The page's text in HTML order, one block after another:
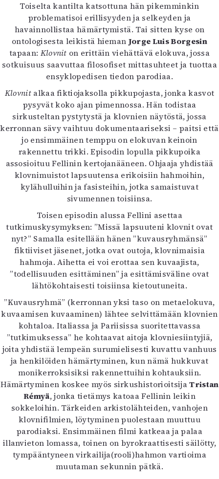
Toiselta kantilta katsottuna hän pikemminkin
problematisoi erillisyyden ja selkeyden ja
havainnollistaa hämärtymistä. Tai sitten kyse on
ontologisesta leikistä hieman Jorge Luis Borgesin
tapaan: Klovnit on erittäin viehättävä elokuva, jossa
sotkuisuus saavuttaa filosofiset mittasuhteet ja tuottaa
ensyklopedisen tiedon parodiaa.
Klovnitalkaa fiktiojaksolla pikkupojasta, jonka kasvot
pysyvät koko ajan pimennossa. Hän todistaa
sirkusteltan pystytystä ja klovnien näytöstä, jossa
kerronnan sävy vaihtuu dokumentaariseksi – paitsi että
jo ensimmäinen temppu on elokuvan keinoin
rakennettu trikki. Episodin lopulla pikkupoika
assosioituu Fellinin kertojanääneen. Ohjaaja yhdistää
klovnimuistot lapsuutensa erikoisiin hahmoihin,
kylähulluihin ja fasisteihin, jotka samaistuvat
sivumennen toisiinsa.
Toisen episodin alussa Fellini asettaa
tutkimuskysymyksen: ”Missä lapsuuteni klovnit ovat
nyt?” Samalla esitellään hänen ”kuvausryhmänsä”
fiktiiviset jäsenet, jotka ovat outoja, klovnimaisia
hahmoja. Aihetta ei voi erottaa sen kuvaajista,
”todellisuuden esittäminen” ja esittämisväline ovat
lähtökohtaisesti toisiinsa kietoutuneita.
”Kuvausryhmä” (kerronnan yksi taso on metaelokuva,
kuvaamisen kuvaaminen) lähtee selvittämään klovnien
kohtaloa. Italiassa ja Pariisissa suoritettavassa
”tutkimuksessa” he kohtaavat aitoja klovniesiintyjiä,
joita yhdistää lempeän surumielisesti kuvattu vanhuus
ja henkilöiden hämärtyminen, kun nämä hukkuvat
monikerroksisiksi rakennettuihin kohtauksiin.
Hämärtyminen koskee myös sirkushistorioitsijaTristan
Rémyä, jonka tietämys katoaa Fellinin leikin
sokkeloihin. Tärkeiden arkistolähteiden, vanhojen
klovnifilmien, löytyminen puolestaan muuttuu
parodiaksi. Ensimmäinen filmi katkeaa ja palaa
illanvieton lomassa, toinen on byrokraattisesti säilötty,
tympääntyneen virkailija(rooli)hahmon vartioima
muutaman sekunnin pätkä.